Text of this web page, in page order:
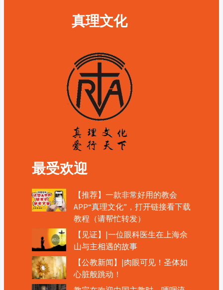
真理文化
最受欢迎
【推荐】一款非常好用的教会
APP“真理文化”，打开链接看下载
教程（请帮忙转发）
【见证】|一位眼科医生在上海佘
山与主相遇的故事
【公教新闻】|肉眼可见！圣体如
心脏般跳动！